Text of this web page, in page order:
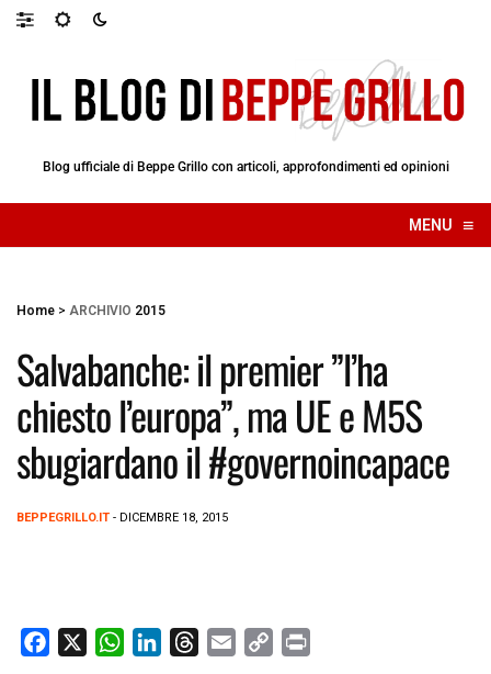
Blog ufficiale di Beppe Grillo con articoli, approfondimenti ed opinioni
MENU ≡
☰
Home > ARCHIVIO 2015
Salvabanche: il premier ”l’ha
chiesto l’europa”, ma UE e M5S
sbugiardano il #governoincapace
BEPPEGRILLO.IT - DICEMBRE 18, 2015
W